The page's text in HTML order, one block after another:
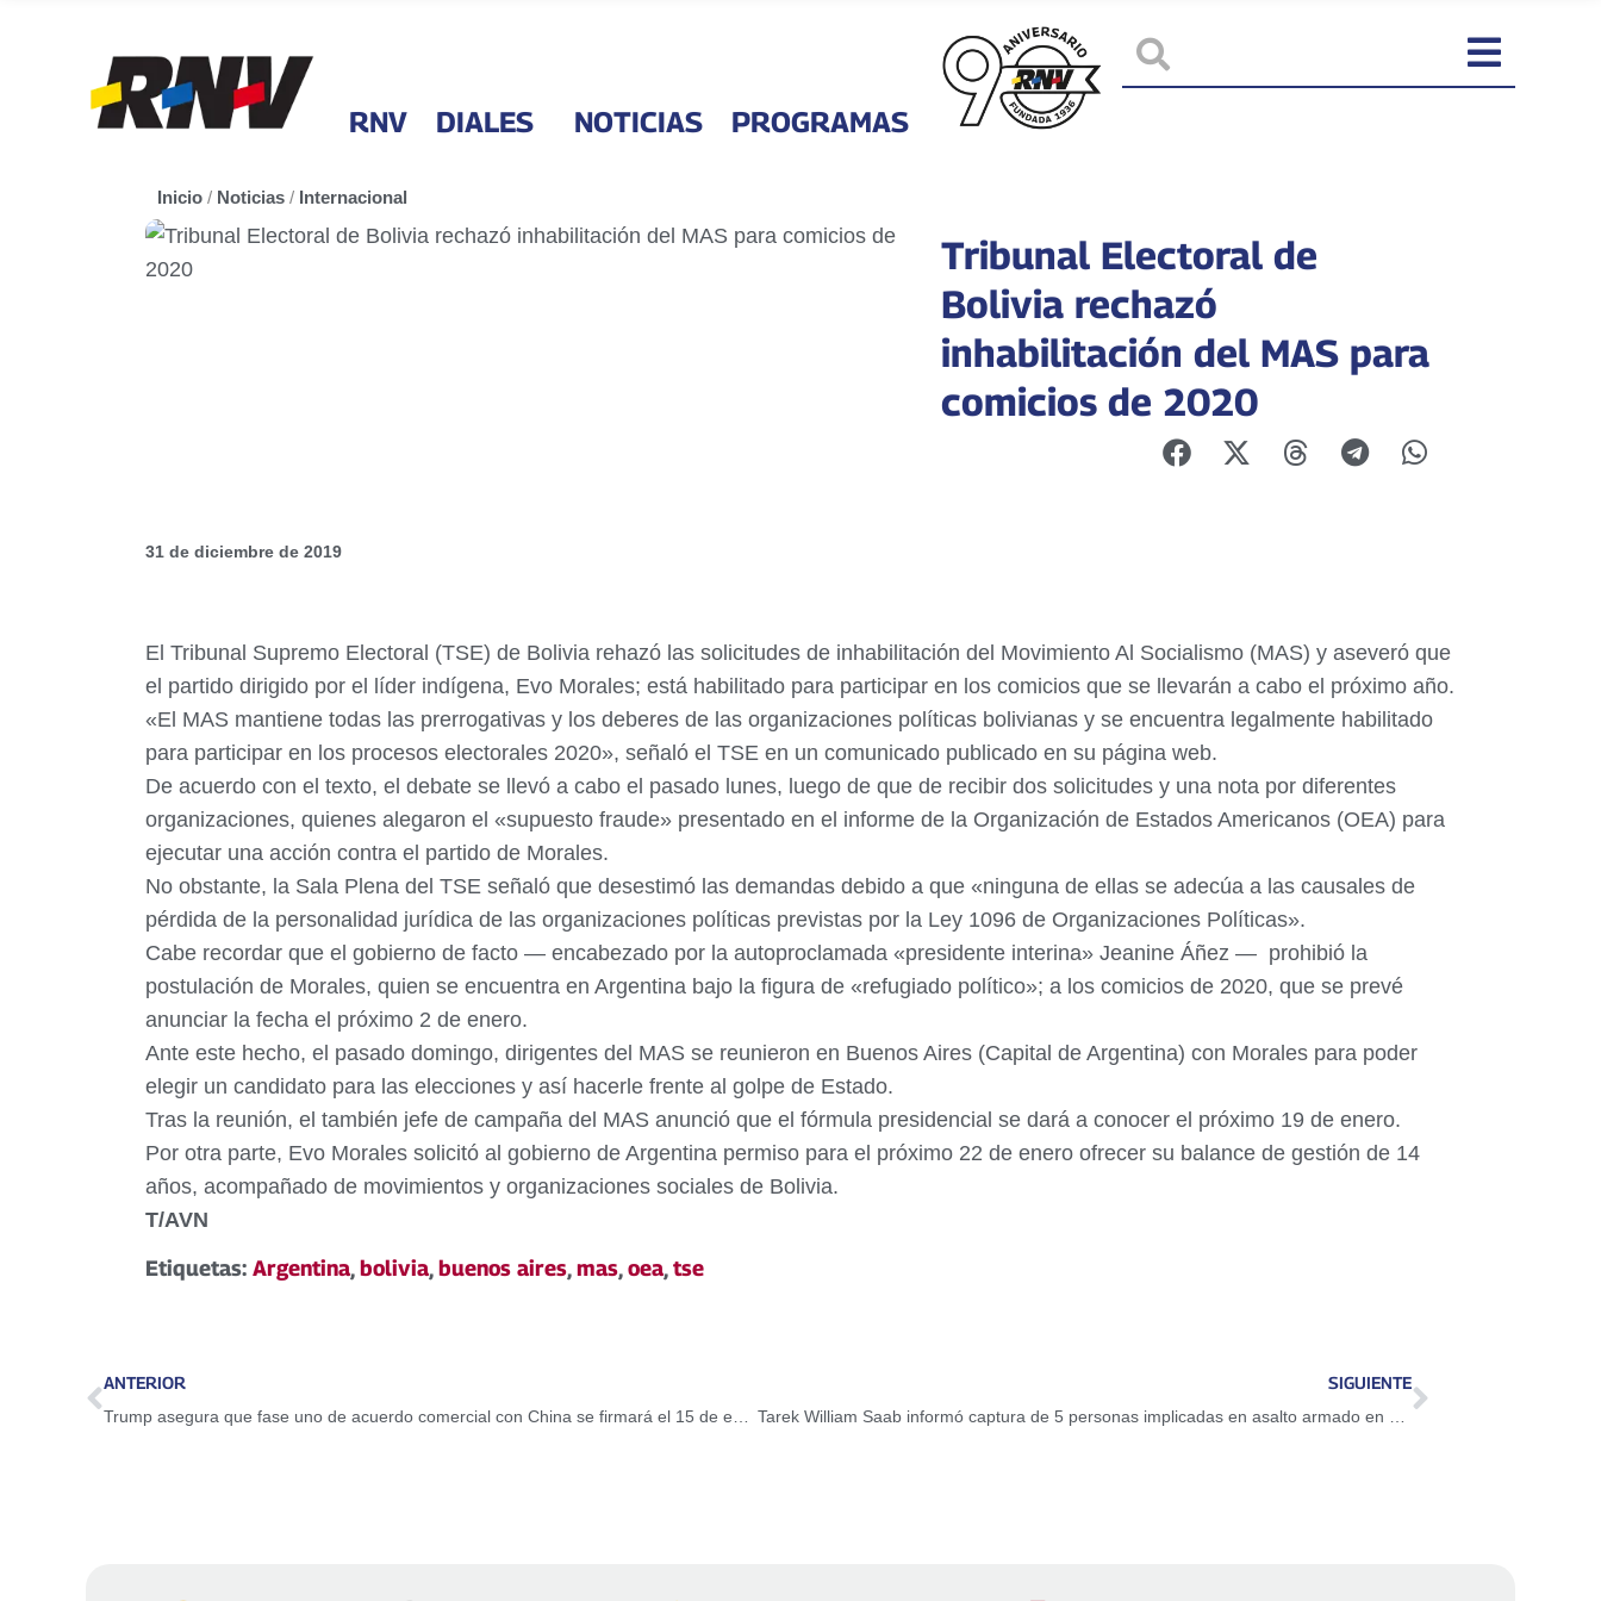
RNV DIALES NOTICIAS PROGRAMAS
Inicio / Noticias / Internacional
Tribunal Electoral de
Bolivia rechazó
inhabilitación del MAS para
comicios de 2020
31 de diciembre de 2019
El Tribunal Supremo Electoral (TSE) de Bolivia rehazó las solicitudes de inhabilitación del Movimiento Al Socialismo (MAS) y aseveró que
el partido dirigido por el líder indígena, Evo Morales; está habilitado para participar en los comicios que se llevarán a cabo el próximo año.
«El MAS mantiene todas las prerrogativas y los deberes de las organizaciones políticas bolivianas y se encuentra legalmente habilitado
para participar en los procesos electorales 2020», señaló el TSE en un comunicado publicado en su página web.
De acuerdo con el texto, el debate se llevó a cabo el pasado lunes, luego de que de recibir dos solicitudes y una nota por diferentes
organizaciones, quienes alegaron el «supuesto fraude» presentado en el informe de la Organización de Estados Americanos (OEA) para
ejecutar una acción contra el partido de Morales.
No obstante, la Sala Plena del TSE señaló que desestimó las demandas debido a que «ninguna de ellas se adecúa a las causales de
pérdida de la personalidad jurídica de las organizaciones políticas previstas por la Ley 1096 de Organizaciones Políticas».
Cabe recordar que el gobierno de facto — encabezado por la autoproclamada «presidente interina» Jeanine Áñez — prohibió la
postulación de Morales, quien se encuentra en Argentina bajo la figura de «refugiado político»; a los comicios de 2020, que se prevé
anunciar la fecha el próximo 2 de enero.
Ante este hecho, el pasado domingo, dirigentes del MAS se reunieron en Buenos Aires (Capital de Argentina) con Morales para poder
elegir un candidato para las elecciones y así hacerle frente al golpe de Estado.
Tras la reunión, el también jefe de campaña del MAS anunció que el fórmula presidencial se dará a conocer el próximo 19 de enero.
Por otra parte, Evo Morales solicitó al gobierno de Argentina permiso para el próximo 22 de enero ofrecer su balance de gestión de 14
años, acompañado de movimientos y organizaciones sociales de Bolivia.
T/AVN
Etiquetas: Argentina,bolivia,buenos aires,mas,oea,tse
ANTERIOR
Trump asegura que fase uno de acuerdo comercial con China se firmará el 15 de enero
SIGUIENTE
Tarek William Saab informó captura de 5 personas implicadas en asalto armado en Bolívar